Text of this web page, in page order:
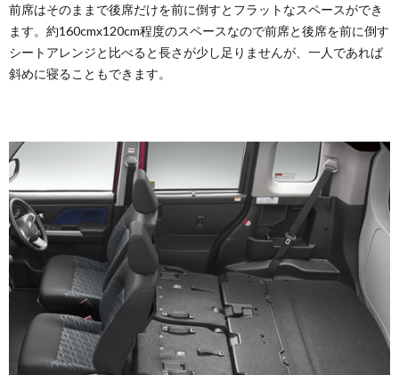
前席はそのままで後席だけを前に倒すとフラットなスペースができ
ます。約160cmx120cm程度のスペースなので前席と後席を前に倒す
シートアレンジと比べると長さが少し足りませんが、一人であれば
斜めに寝ることもできます。